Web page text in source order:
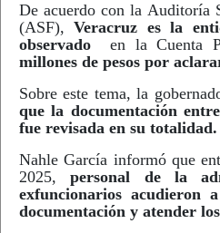
De acuerdo con la Auditoría
(ASF),Veracruz es la
observado
en la Cuenta
millones de pesos por
Sobre este tema, la
que la documentación
fue revisada en su totalidad.
Nahle García informó que
2025,personal de la
exfuncionarios acudieron
documentación y atender